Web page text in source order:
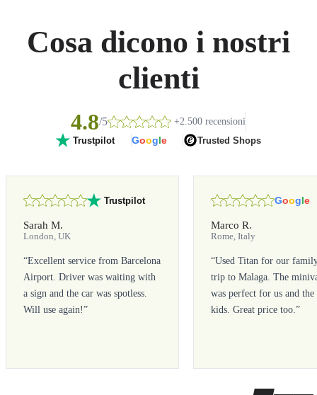
Cosa dicono i nostri
clienti
4.8/5 +2.500 recensioni
Trustpilot Google Trusted Shops
Trustpilot
Sarah M.
London, UK
“Excellent service from Barcelona
Airport. Driver was waiting with
a sign and the car was spotless.
Will use again!”
Google
Marco R.
Rome, Italy
“Used Titan for our
trip to Malaga. The
was perfect for us and the
kids. Great price too.”